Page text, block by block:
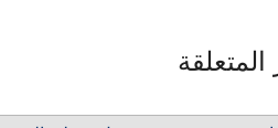
المتعلقة